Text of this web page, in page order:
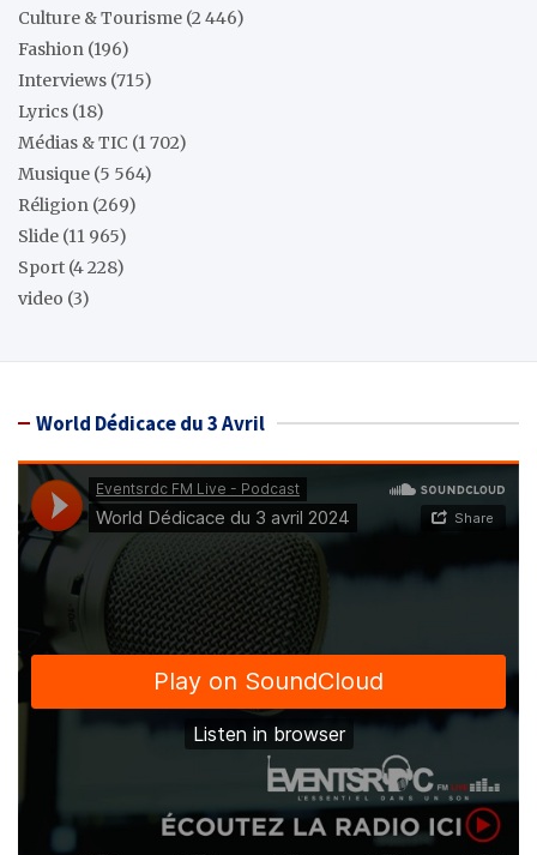
Culture & Tourisme (2 446)
Fashion (196)
Interviews (715)
Lyrics (18)
Médias & TIC (1 702)
Musique (5 564)
Réligion (269)
Slide (11 965)
Sport (4 228)
video (3)
World Dédicace du 3 Avril